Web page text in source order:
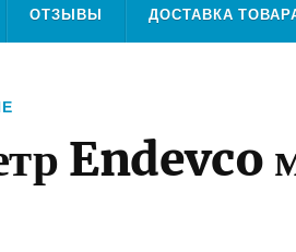
ОТЗЫВЫ ДОСТАВКА
Endevco